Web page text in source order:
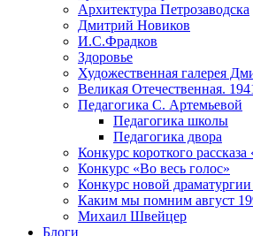
Архитектура Петрозаводска
Дмитрий Новиков
И.С.Фрадков
Здоровье
Художественная галерея
Великая Отечественная.
Педагогика С. Артемьевой
Педагогика школы
Педагогика двора
Конкурс короткого рассказа
Конкурс «Во весь голос»
Конкурс новой
Каким мы помним август
Михаил Швейцер
Блоги